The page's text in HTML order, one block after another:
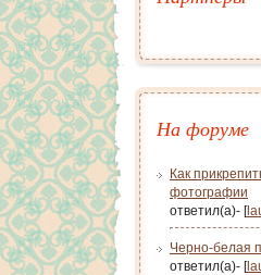
На форуме
Как
фотографии
ответил(а)- [
Черно-белая
ответил(а)- [